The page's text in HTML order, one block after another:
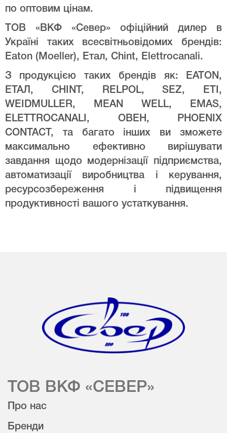
по оптовим цінам.
ТОВ «ВКФ «Север» офіційний дилер в
Україні таких всесвітньовідомих брендів:
Eaton (Moeller), Етал, Chint, Elettrocanali.
З продукцією таких брендів як: EATON,
ЕТАЛ, CHINT, RELPOL, SEZ, ETI,
WEIDMULLER, MEAN WELL, EMAS,
ELETTROCANALI, ОВЕН, PHOENIX
CONTACT, та багато інших ви зможете
максимально ефективно вирішувати
завдання щодо модернізації підприємства,
автоматизації виробництва і керування,
ресурсозбереження і підвищення
продуктивності вашого устаткування.
ТОВ ВКФ «СЕВЕР»
Про нас
Бренди